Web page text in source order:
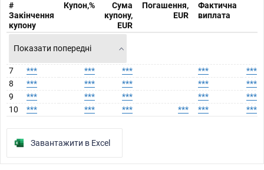
#
Закінчення
купону
Купон,%
Сума
купону,
EUR
Погашення,
EUR
Фактична
виплата
Показати попередні
7 *** *** *** ***
***
8
*** *** *** ***
***
9
*** *** *** ***
***
10
*** *** *** *** *** ***
Завантажити в Excel